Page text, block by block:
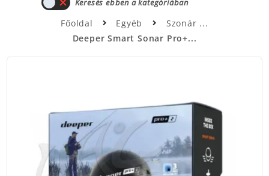
Keresés ebben a kategóriában
Főoldal Egyéb
Szonár
Deeper Smart Sonar Pro+...